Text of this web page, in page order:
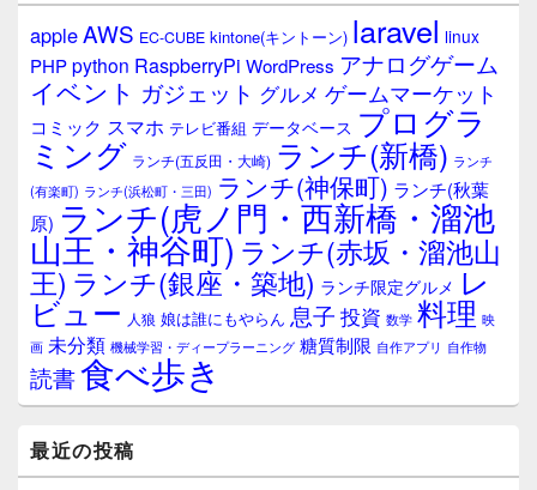
ウ
ィ
ジ
ェ
ア
appleAWS EC-CUBE kintone(キントーン) laravel linux
PHPpython RaspberryPi WordPress アナログゲーム
イベント ガジェット グルメ ゲームマーケット
コミック スマホ テレビ番組 データベース プログラ
ミング ランチ(五反田・大崎) ランチ(新橋) ランチ
(有楽町) ランチ(浜松町・三田) ランチ(神保町) ランチ(秋葉
原) ランチ(虎ノ門・西新橋・溜池
山王・神谷町) ランチ(赤坂・溜池山
王) ランチ(銀座・築地) ランチ限定グルメ レ
ビュー 人狼 娘は誰にもやらん 息子 投資 数学 料理 映
画 未分類 機械学習・ディープラーニング 糖質制限 自作アプリ 自作物
読書食べ歩き
最近の投稿